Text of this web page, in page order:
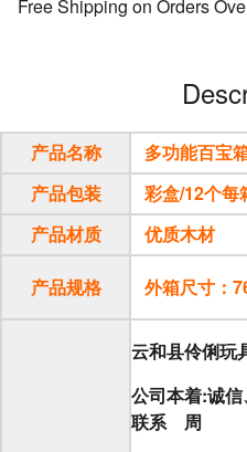
Free Shipping on Orders
产品名称 多功能百宝
产品包装
彩盒/12个每
产品材质
优质木材
产品规格 外箱尺寸：
云和县伶俐玩
公司本着:诚
联系 周